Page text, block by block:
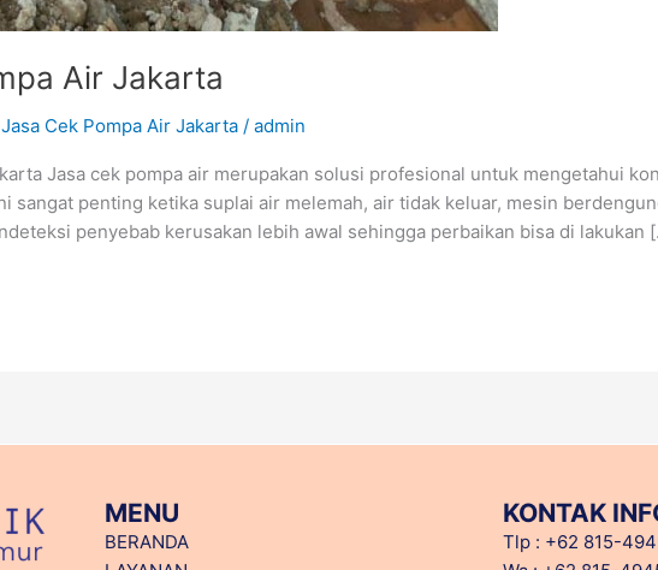
Air Jakarta
Jasa Cek Pompa Air Jakarta / admin
Jasa cek pompa air merupakan solusi profesional untuk mengetahui
sangat penting ketika suplai air melemah, air tidak keluar, mesin
penyebab kerusakan lebih awal sehingga perbaikan bisa di lakukan
MENU
BERANDA
KONTAK
Tlp : +62 815-